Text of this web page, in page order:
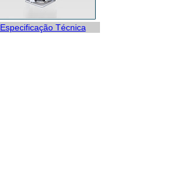
Especificação Técnica